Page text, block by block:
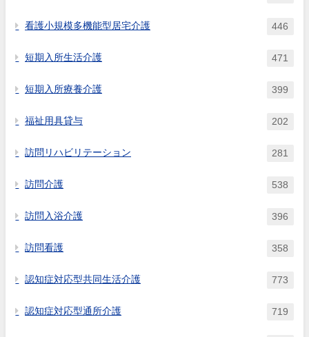
看護小規模多機能型居宅介護 446
短期入所生活介護 471
短期入所療養介護 399
福祉用具貸与 202
訪問リハビリテーション 281
訪問介護 538
訪問入浴介護 396
訪問看護 358
認知症対応型共同生活介護 773
認知症対応型通所介護 719